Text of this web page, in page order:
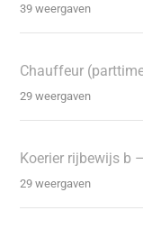
39 weergaven
Chauffeur
29 weergaven
Koerier rijbewijs b
29 weergaven